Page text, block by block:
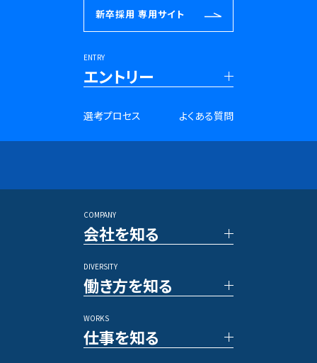
新卒採用 専用サイト
ENTRY
エントリー
■新卒採用
28年卒 PRコンサルタント
長期インターンシップ
■キャリア採用
PRコンサルタント
アルムナイ採用
その他のポジション
選考プロセス よくある質問
COMPANY
会社を知る
TOP メッセージ
ベクトルの強み
新規事業／投資事業
アワード/ランキング
DIVERSITY
働き方を知る
社員の一日
各種制度
WORKS
仕事を知る